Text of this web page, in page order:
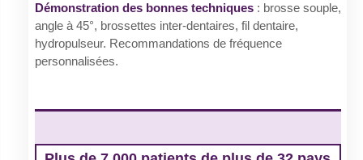
Démonstration des bonnes techniques: brosse souple,
angle à 45°, brossettes inter-dentaires, fil dentaire,
hydropulseur. Recommandations de fréquence
personnalisées.